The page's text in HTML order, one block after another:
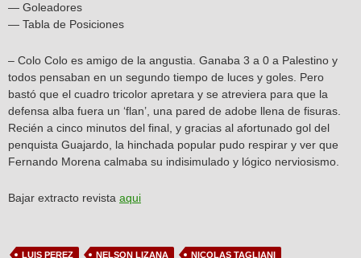
— Goleadores
— Tabla de Posiciones
– Colo Colo es amigo de la angustia. Ganaba 3 a 0 a Palestino y
todos pensaban en un segundo tiempo de luces y goles. Pero
bastó que el cuadro tricolor apretara y se atreviera para que la
defensa alba fuera un ‘flan’, una pared de adobe llena de fisuras.
Recién a cinco minutos del final, y gracias al afortunado gol del
penquista Guajardo, la hinchada popular pudo respirar y ver que
Fernando Morena calmaba su indisimulado y lógico nerviosismo.
Bajar extracto revista aqui
LUIS PEREZ NELSON LIZANA NICOLAS TAGLIANI